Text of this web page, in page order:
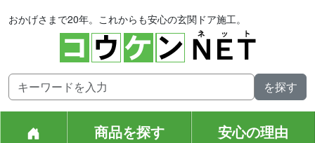
おかげさまで20年。これからも安心の玄関ドア施工。
商品を探す 安心の理由